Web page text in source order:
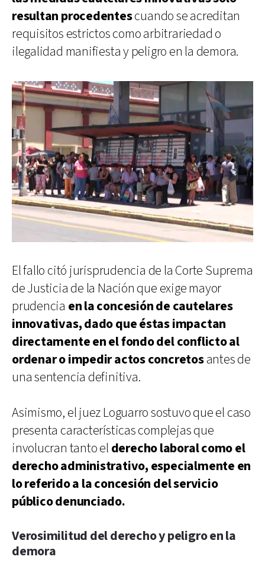
resultan procedentescuando se acreditan
requisitos estrictos como arbitrariedad o
ilegalidad manifiesta y peligro en la demora.
El fallo citó jurisprudencia de la Corte Suprema
de Justicia de la Nación que exige mayor
prudencia en la concesión de cautelares
innovativas, dado que éstas impactan
directamente en el fondo del conflicto al
ordenar o impedir actos concretosantes de
una sentencia definitiva.
Asimismo, el juez Loguarro sostuvo que el caso
presenta características complejas que
involucran tanto el derecho laboral como el
derecho administrativo, especialmente en
lo referido a la concesión del servicio
público denunciado.
Verosimilitud del derecho y peligro en la
demora